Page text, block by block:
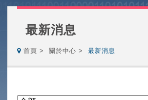
最新消息
首頁 關於中心 最新消息